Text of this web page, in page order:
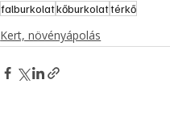
falburkolatkőburkolattérkő
Kert, növényápolás